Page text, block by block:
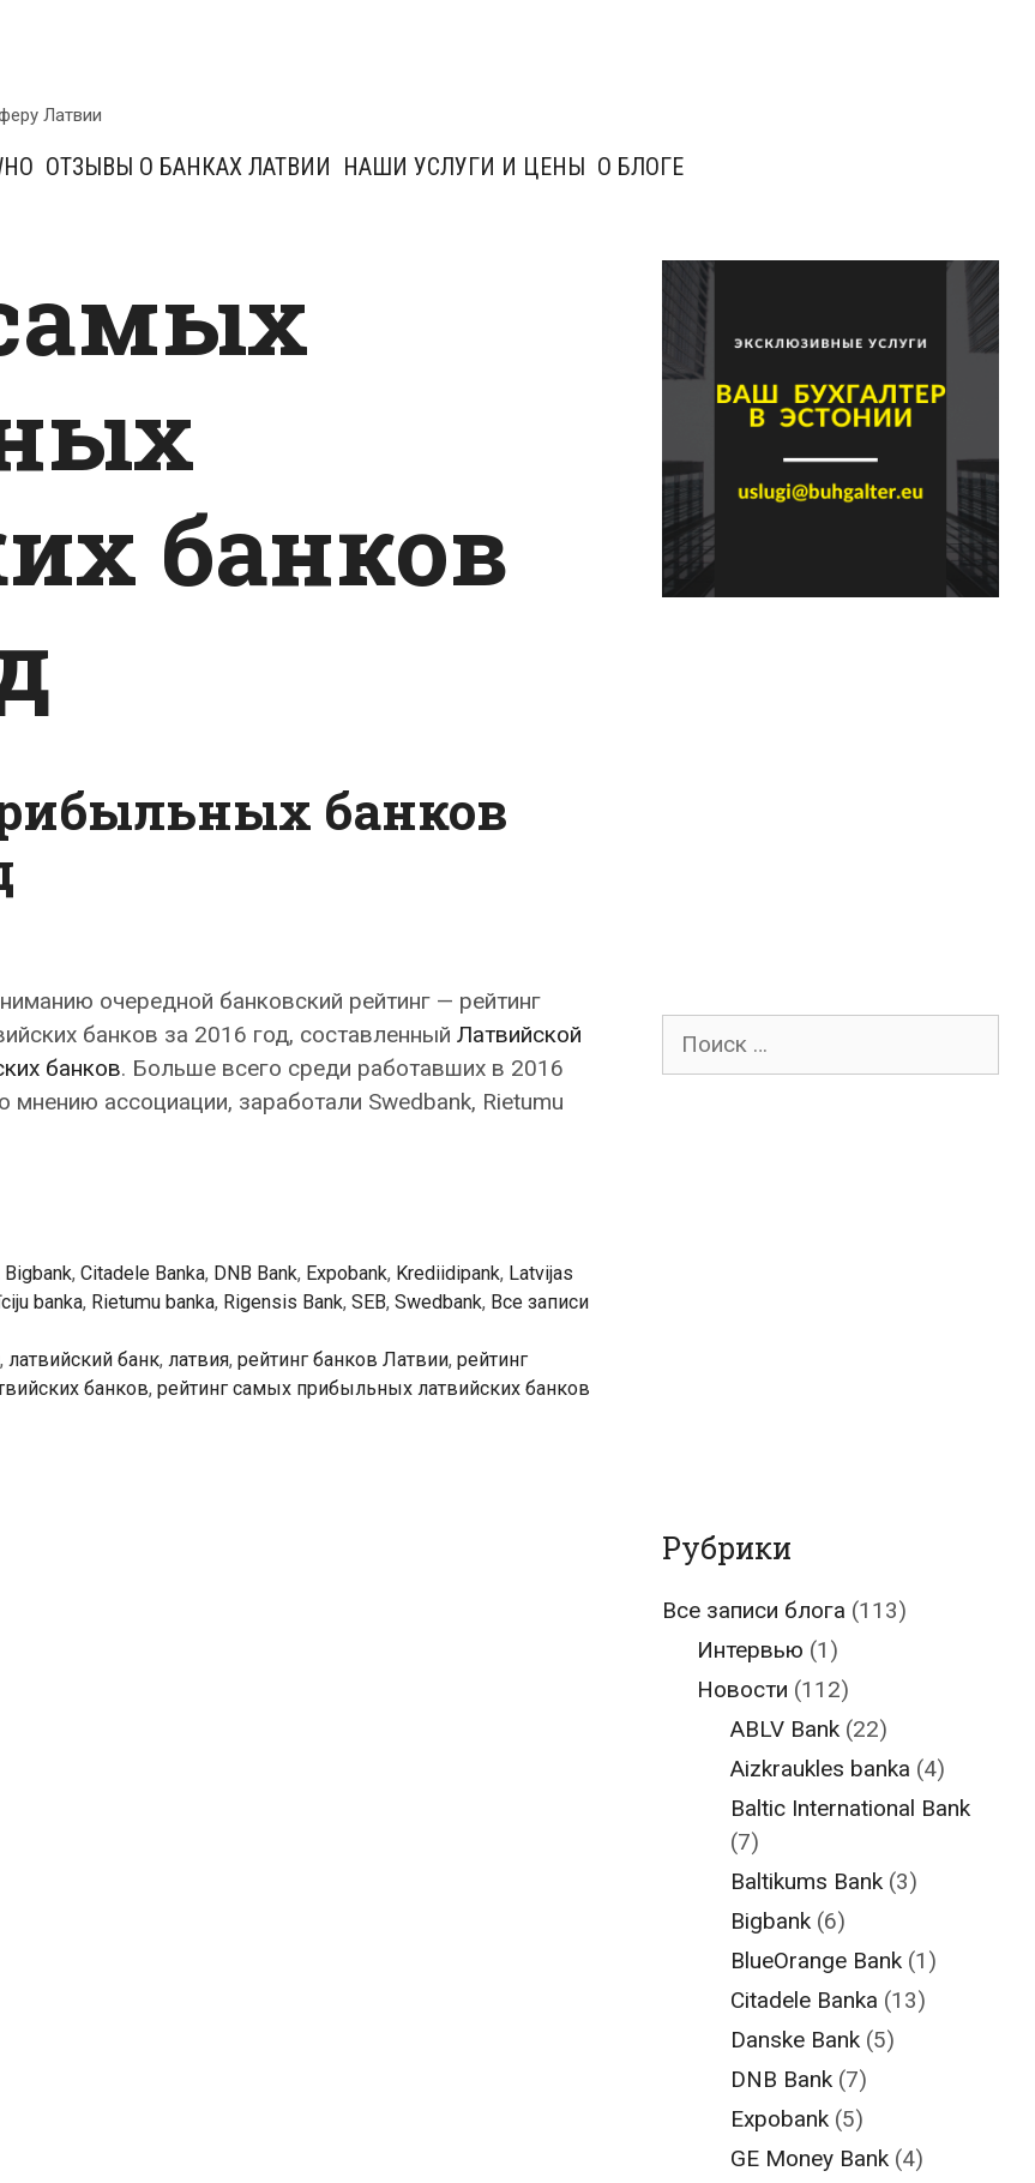
Латвии
ОТЗЫВЫ О БАНКАХ ЛАТВИИ НАШИ УСЛУГИ И ЦЕНЫ О БЛОГЕ
банков
банков
очередной банковский рейтинг — рейтинг
банков за 2016 год, составленный Латвийской
банков. Больше всего среди работавших в 2016
мнению ассоциации, заработали Swedbank, Rietumu
Bigbank, Citadele Banka, DNB Bank, Expobank, Krediidipank, Latvijas
banka, Rietumu banka, Rigensis Bank, SEB, Swedbank, Все записи
, латвийский банк, латвия, рейтинг банков Латвии, рейтинг
банков, рейтинг самых прибыльных латвийских банков
Поиск
Рубрики
Все записи блога (113)
Интервью (1)
Новости (112)
ABLV Bank (22)
Aizkraukles banka (4)
Baltic International Bank
(7)
Baltikums Bank (3)
Bigbank (6)
BlueOrange Bank (1)
Citadele Banka (13)
Danske Bank (5)
DNB Bank (7)
Expobank (5)
GE Money Bank (4)